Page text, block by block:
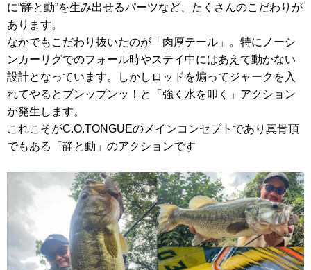
に“静と動”を生み出せるパーツなど、たくさんのこだわりが
あります。
なかでもこだわり抜いたのが「肉厚テール」。特にノーシ
ンカーリグでのフォール時やステイ中にはあえて動かない
設計となっています。しかしロッドを煽ってジャークを入
れてやるとブンッブンッ！と「強く水を叩く」アクション
が発生します。
これこそがC.O.TONGUEのメインコンセプトであり真骨頂
でもある「静と動」のアクションです